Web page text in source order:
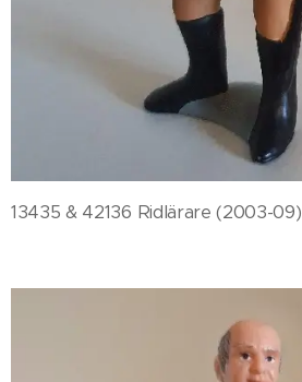
13435 & 42136 Ridlärare (2003-09)